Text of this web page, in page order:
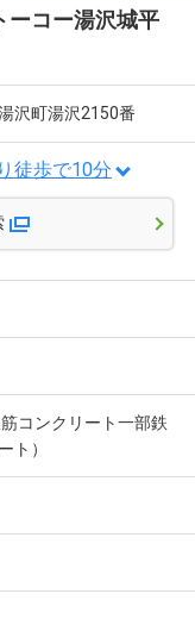
ーコー湯沢城平
沢町湯沢2150番
徒歩で10分
コンクリート一部鉄
ト）